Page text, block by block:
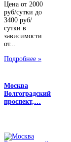
Цена от 2000
руб/сутки до
3400 руб/
сутки в
зависимости
от...
Подробнее »
Москва
Волгоградский
проспект,…